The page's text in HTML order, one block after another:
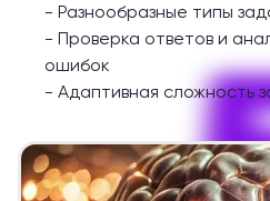
- Разнообразные типы
- Проверка ответов и
ошибок
- Адаптивная сложность